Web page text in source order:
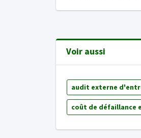
Voir aussi
audit externe
coût de défaillance